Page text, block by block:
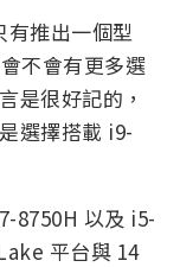
推出一個型
不會有更多選
是很好記的，
選擇搭載 i9-
8750H 以及 i5-
平台與 14